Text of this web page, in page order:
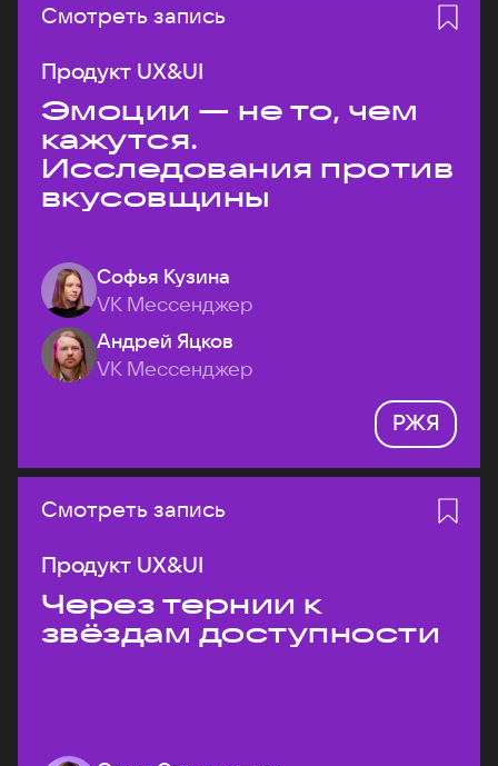
Смотреть запись
Продукт UX&UI
Эмоции — не то, чем
кажутся.
Исследования против
вкусовщины
Софья Кузина
VK Мессенджер
Андрей Яцков
VK Мессенджер
РЖЯ
Смотреть запись
Продукт UX&UI
Через тернии к
звёздам доступности